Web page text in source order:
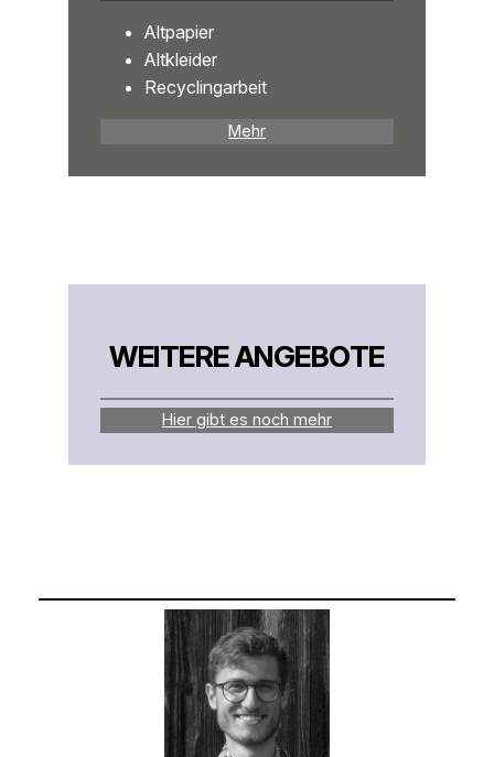
Altpapier
Altkleider
Recyclingarbeit
Mehr
WEITERE ANGEBOTE
Hier gibt es noch mehr